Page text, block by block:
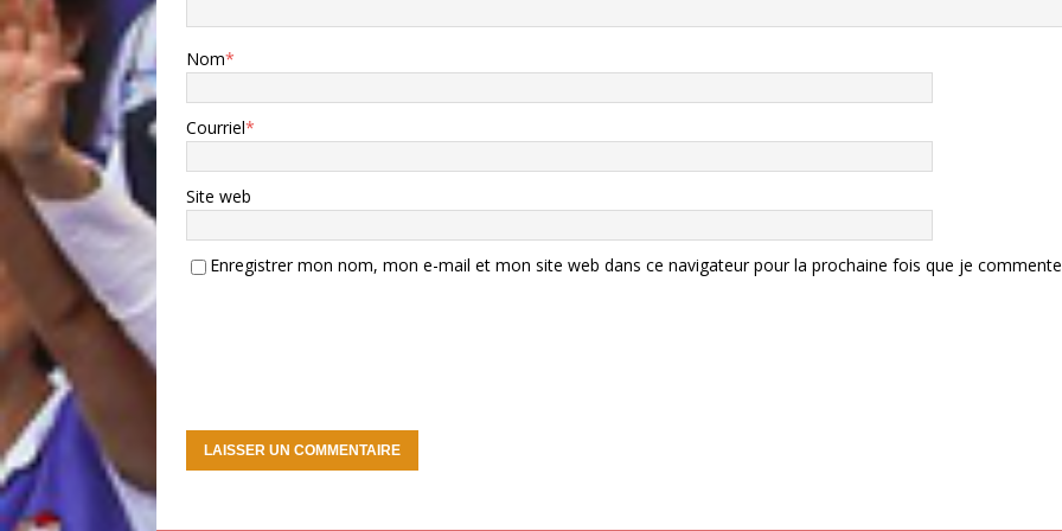
Nom*
Courriel*
Site web
Enregistrer mon nom, mon e-mail et mon site web dans ce navigateur pour la prochaine fois que je